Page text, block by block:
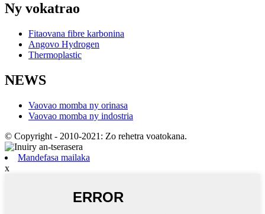
Ny vokatrao
Fitaovana fibre karbonina
Angovo Hydrogen
Thermoplastic
NEWS
Vaovao momba ny orinasa
Vaovao momba ny indostria
© Copyright - 2010-2021: Zo rehetra voatokana.
Mandefasa mailaka
x